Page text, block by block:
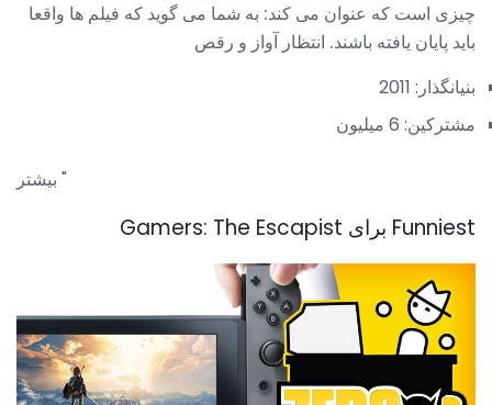
چیزی است که عنوان می کند: به شما می گوید که فیلم ها واقعا
باید پایان یافته باشند. انتظار آواز و رقص
بنیانگذار: 2011
مشترکین: 6 میلیون
بیشتر "
Funniest برای Gamers: The Escapist